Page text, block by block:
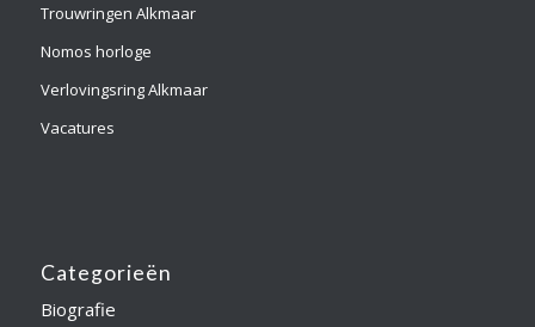
Trouwringen Alkmaar
Nomos horloge
Verlovingsring Alkmaar
Vacatures
Categorieën
Biografie